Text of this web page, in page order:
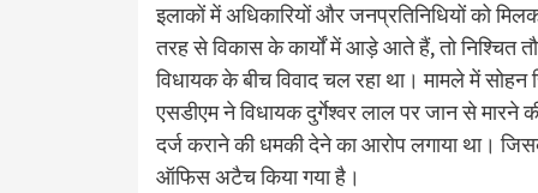
इलाकों में अधिकारियों और जनप्रतिनिधियों को
तरह से विकास के कार्यों में आड़े आते हैं, तो निश्चित
विधायक के बीच विवाद चल रहा था। मामले में
एसडीएम ने विधायक दुर्गेश्वर लाल पर जान से
दर्ज कराने की धमकी देने का आरोप लगाया था।
ऑफिस अटैच किया गया है।